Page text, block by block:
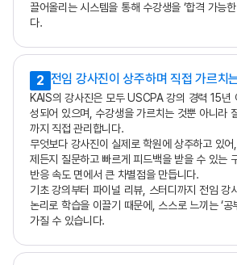
끌어올리는 시스템을 통해 수강생을 ‘합격 가능
다.
2 전임 강사진이 상주하며 직접 가르치
KAIS의 강사진은 모두 USCPA 강의 경력 15년
성되어 있으며, 수강생을 가르치는 것뿐 아니라
까지 직접 관리합니다.
무엇보다 강사진이 실제로 학원에 상주하고 있
제든지 질문하고 빠르게 피드백을 받을 수 있는
반응 속도 면에서 큰 차별점을 만듭니다.
기초 강의부터 파이널 리뷰, 스터디까지 전임 강
논리로 학습을 이끌기 때문에, 스스로 느끼는 ‘공
가질 수 있습니다.